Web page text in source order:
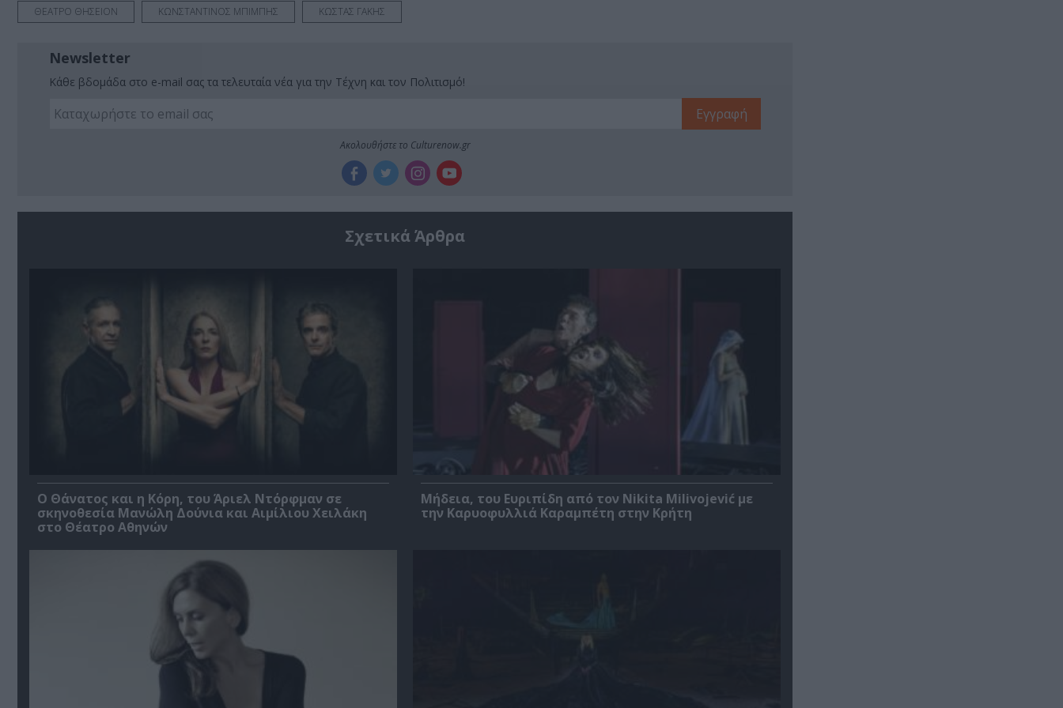
ΘΕΑΤΡΟ ΘΗΣΕΙΟΝ ΚΩΝΣΤΑΝΤΙΝΟΣ ΜΠΙΜΠΗΣ ΚΩΣΤΑΣ ΓΑΚΗΣ
Newsletter
Κάθε βδομάδα στο e-mail σας τα τελευταία νέα για την Τέχνη και τον Πολιτισμό!
Ακολουθήστε το Culturenow.gr
Σχετικά Άρθρα
Ο Θάνατος και η Κόρη, του Άριελ Ντόρφμαν σε
σκηνοθεσία Μανώλη Δούνια και Αιμίλιου Χειλάκη
στο Θέατρο Αθηνών
Μήδεια, του Ευριπίδη από τον Nikita Milivojević με
την Καρυοφυλλιά Καραμπέτη στην Κρήτη